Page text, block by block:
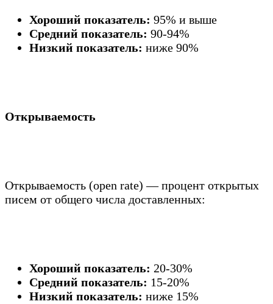
Хороший показатель: 95% и выше
Средний показатель: 90-94%
Низкий показатель: ниже 90%
Открываемость
Открываемость (open rate) — процент открытых
писем от общего числа доставленных:
Хороший показатель: 20-30%
Средний показатель: 15-20%
Низкий показатель: ниже 15%